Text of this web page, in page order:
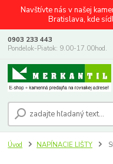
Navštívte nás v našej
Bratislava, kde
0903 233 443
Pondelok-Piatok: 9.00-17.00hod.
Úvod NAPÍNACIE LIŠTY